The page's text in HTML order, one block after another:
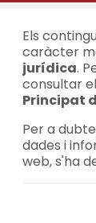
Els
caràcter
jurídica.
consultar
Principat
Per a
dades i
web, s'ha